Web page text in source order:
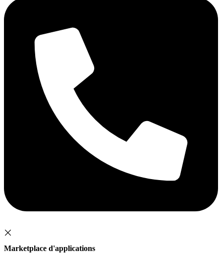
Marketplace d'applications